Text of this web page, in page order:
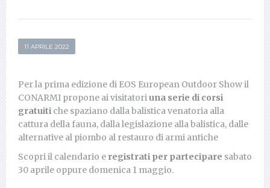
11 APRILE 2022
Per la prima edizione di EOS European Outdoor Show il
CONARMI propone ai visitatori una serie di corsi
gratuiti che spaziano dalla balistica venatoria alla
cattura della fauna, dalla legislazione alla balistica, dalle
alternative al piombo al restauro di armi antiche
Scopri il calendario e registrati per partecipare sabato
30 aprile oppure domenica 1 maggio.